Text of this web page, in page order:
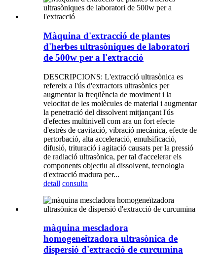
Màquina d'extracció de plantes
d'herbes ultrasòniques de laboratori
de 500w per a l'extracció
DESCRIPCIONS: L'extracció ultrasònica es
refereix a l'ús d'extractors ultrasònics per
augmentar la freqüència de moviment i la
velocitat de les molècules de material i augmentar
la penetració del dissolvent mitjançant l'ús
d'efectes multinivell com ara un fort efecte
d'estrès de cavitació, vibració mecànica, efecte de
pertorbació, alta acceleració, emulsificació,
difusió, trituració i agitació causats per la pressió
de radiació ultrasònica, per tal d'accelerar els
components objectiu al dissolvent, tecnologia
d'extracció madura per...
detall consulta
màquina mescladora
homogeneïtzadora ultrasònica de
dispersió d'extracció de curcumina